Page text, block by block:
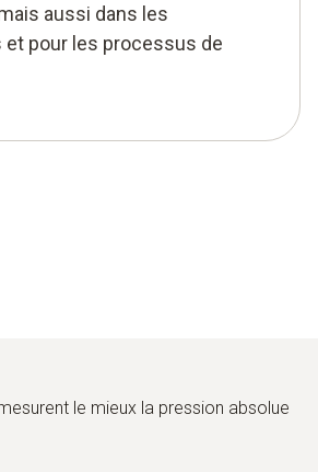
aussi dans les
et pour les processus de
le mieux la pression absolue